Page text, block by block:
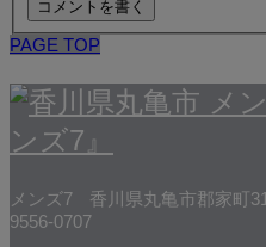
PAGE TOP
メンズ7 香川県丸亀市郡家町
9556-0707